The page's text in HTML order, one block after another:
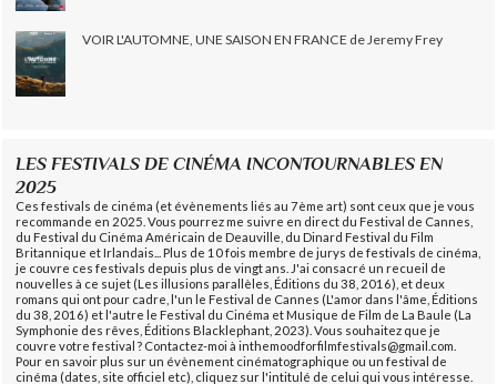
VOIR L'AUTOMNE, UNE SAISON EN FRANCE de Jeremy Frey
LES FESTIVALS DE CINÉMA INCONTOURNABLES EN
2025
Ces festivals de cinéma (et évènements liés au 7ème art) sont ceux que je vous
recommande en 2025. Vous pourrez me suivre en direct du Festival de Cannes,
du Festival du Cinéma Américain de Deauville, du Dinard Festival du Film
Britannique et Irlandais... Plus de 10 fois membre de jurys de festivals de cinéma,
je couvre ces festivals depuis plus de vingt ans. J'ai consacré un recueil de
nouvelles à ce sujet (Les illusions parallèles, Éditions du 38, 2016), et deux
romans qui ont pour cadre, l'un le Festival de Cannes (L'amor dans l'âme, Éditions
du 38, 2016) et l'autre le Festival du Cinéma et Musique de Film de La Baule (La
Symphonie des rêves, Éditions Blacklephant, 2023). Vous souhaitez que je
couvre votre festival ? Contactez-moi à inthemoodforfilmfestivals@gmail.com.
Pour en savoir plus sur un évènement cinématographique ou un festival de
cinéma (dates, site officiel etc), cliquez sur l'intitulé de celui qui vous intéresse.